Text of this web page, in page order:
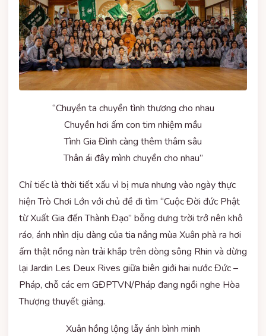
“Chuyền ta chuyền tình thương cho nhau
Chuyền hơi ấm con tim nhiệm mầu
Tình Gia Đình càng thêm thâm sâu
Thân ái đây mình chuyền cho nhau”
Chỉ tiếc là thời tiết xấu vì bị mưa nhưng vào ngày thực
hiện Trò Chơi Lớn với chủ đề đi tìm “Cuộc Đời đức Phật
từ Xuất Gia đến Thành Đạo” bỗng dưng trời trở nên khô
ráo, ánh nhìn dịu dàng của tia nắng mùa Xuân phà ra hơi
ấm thật nồng nàn trải khắp trên dòng sông Rhin và dừng
lại Jardin Les Deux Rives giữa biên giới hai nước Đức –
Pháp, chỗ các em GĐPTVN/Pháp đang ngồi nghe Hòa
Thượng thuyết giảng.
Xuân hồng lộng lẫy ánh bình minh